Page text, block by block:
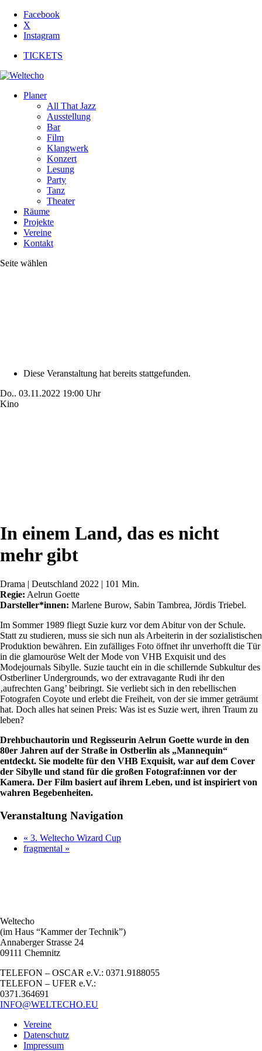
Facebook
X
Instagram
TICKETS
Planer
All That Jazz
Ausstellung
Bar
Film
Klangwerk
Konzert
Lesung
Party
Tanz
Theater
Räume
Projekte
Vereine
Kontakt
Seite wählen
Diese Veranstaltung hat bereits stattgefunden.
Do.. 03.11.2022 19:00 Uhr
Kino
In einem Land, das es nicht
mehr gibt
Drama | Deutschland 2022 | 101 Min.
Regie: Aelrun Goette
Darsteller*innen: Marlene Burow, Sabin Tambrea, Jördis Triebel.
Im Sommer 1989 fliegt Suzie kurz vor dem Abitur von der Schule.
Statt zu studieren, muss sie sich nun als Arbeiterin in der sozialistischen
Produktion bewähren. Ein zufälliges Foto öffnet ihr unverhofft die Tür
in die glamouröse Welt der Mode von VHB Exquisit und des
Modejournals Sibylle. Suzie taucht ein in die schillernde Subkultur des
Ostberliner Undergrounds, wo der extravagante Rudi ihr den
‚aufrechten Gang’ beibringt. Sie verliebt sich in den rebellischen
Fotografen Coyote und erlebt die Freiheit, von der sie immer geträumt
hat. Doch alles hat seinen Preis: Was ist es Suzie wert, ihren Traum zu
leben?
Drehbuchautorin und Regisseurin Aelrun Goette wurde in den
80er Jahren auf der Straße in Ostberlin als „Mannequin“
entdeckt. Sie modelte für den VHB Exquisit, war auf dem Cover
der Sibylle und stand für die großen Fotograf:innen vor der
Kamera. Der Film basiert auf ihrem Leben, und ist inspiriert von
wahren Begebenheiten.
Veranstaltung Navigation
« 3. Weltecho Wizard Cup
fragmental »
Weltecho
(im Haus “Kammer der Technik”)
Annaberger Strasse 24
09111 Chemnitz
TELEFON – OSCAR e.V.: 0371.9188055
TELEFON – UFER e.V.:
0371.364691
INFO@WELTECHO.EU
Vereine
Datenschutz
Impressum